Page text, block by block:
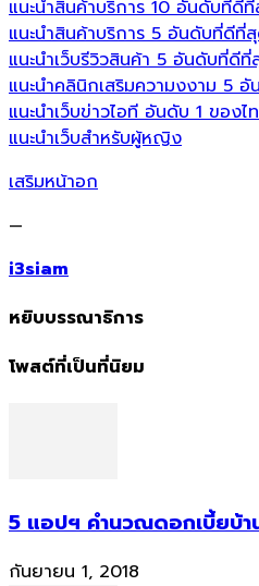
แนะนำสินค้าบริการ 10 อันดับที่ดี
แนะนำสินค้าบริการ 5 อันดับที่ดีที่
แนะนำเว็บรีวิวสินค้า 5 อันดับที่ดีที่
แนะนำคลินิกเสริมความงงาม 5
แนะนำเว็บข่าวไอที อันดับ 1 ของไ
แนะนำเว็บสำหรับผู้หญิง
เสริมหน้าอก
—
i3siam
หยิบบรรณาธิการ
โพสต์ที่เป็นที่นิยม
5 แอปฯ คำนวณดอกเบี้ยบ้
กันยายน 1, 2018